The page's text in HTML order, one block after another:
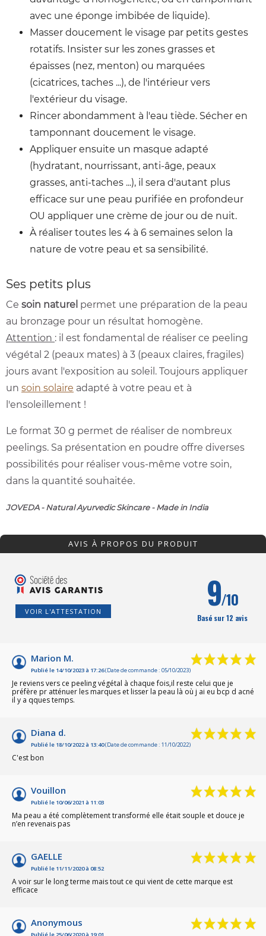
avec une éponge imbibée de liquide).
Masser doucement le visage par petits gestes
rotatifs. Insister sur les zones grasses et
épaisses (nez, menton) ou marquées
(cicatrices, taches ...), de l'intérieur vers
l'extérieur du visage.
Rincer abondamment à l'eau tiède. Sécher en
tamponnant doucement le visage.
Appliquer ensuite un masque adapté
(hydratant, nourrissant, anti-âge, peaux
grasses, anti-taches ...), il sera d'autant plus
efficace sur une peau purifiée en profondeur
OU appliquer une crème de jour ou de nuit.
À réaliser toutes les 4 à 6 semaines selon la
nature de votre peau et sa sensibilité.
Ses petits plus
Ce soin naturel permet une préparation de la peau
au bronzage pour un résultat homogène.
Attention : il est fondamental de réaliser ce peeling
végétal 2 (peaux mates) à 3 (peaux claires, fragiles)
jours avant l'exposition au soleil. Toujours appliquer
un soin solaire adapté à votre peau et à
l'ensoleillement !
Le format 30 g permet de réaliser de nombreux
peelings. Sa présentation en poudre offre diverses
possibilités pour réaliser vous-même votre soin,
dans la quantité souhaitée.
JOVEDA - Natural Ayurvedic Skincare - Made in India
AVIS À PROPOS DU PRODUIT
VOIR L'ATTESTATION 9/10
Basé sur 12 avis
Marion M.
Publié le 14/10/2023 à 17:26(Date de commande : 05/10/2023)
Je reviens vers ce peeling végétal à chaque fois,il reste celui que je
préfère pr atténuer les marques et lisser la peau là où j ai eu bcp d acné
il y a qques temps.
Diana d.
Publié le 18/10/2022 à 13:40(Date de commande : 11/10/2022)
C'est bon
Vouillon
Publié le 10/06/2021 à 11:03
Ma peau a été complètement transformé elle était souple et douce je
n’en revenais pas
GAELLE
Publié le 11/11/2020 à 08:52
A voir sur le long terme mais tout ce qui vient de cette marque est
efficace
Anonymous